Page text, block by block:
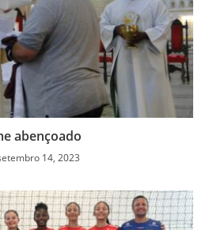
abençoado
14, 2023